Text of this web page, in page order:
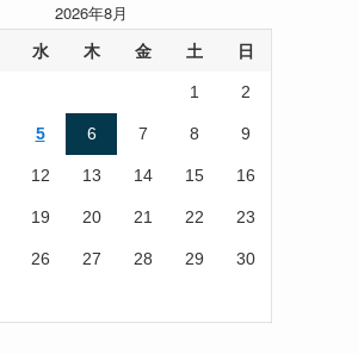
2026年8月
水 木 金 土 日
1 2
5 6 7 8 9
12 13 14 15 16
19 20 21 22 23
26 27 28 29 30